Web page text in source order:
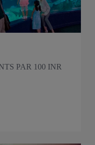
PAR 100 INR